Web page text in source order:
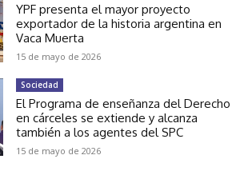
YPF presenta el mayor proyecto
exportador de la historia argentina en
Vaca Muerta
15 de mayo de 2026
Sociedad
El Programa de enseñanza del Derecho
en cárceles se extiende y alcanza
también a los agentes del SPC
15 de mayo de 2026